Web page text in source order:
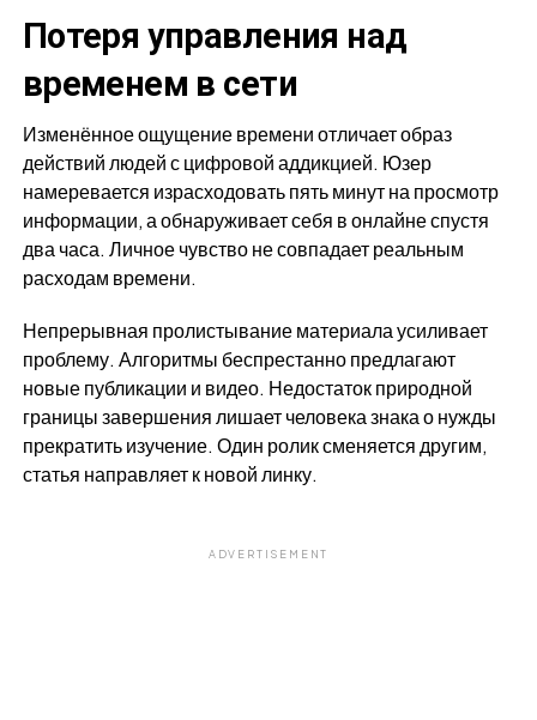
Потеря управления над
временем в сети
Изменённое ощущение времени отличает образ
действий людей с цифровой аддикцией. Юзер
намеревается израсходовать пять минут на просмотр
информации, а обнаруживает себя в онлайне спустя
два часа. Личное чувство не совпадает реальным
расходам времени.
Непрерывная пролистывание материала усиливает
проблему. Алгоритмы беспрестанно предлагают
новые публикации и видео. Недостаток природной
границы завершения лишает человека знака о нужды
прекратить изучение. Один ролик сменяется другим,
статья направляет к новой линку.
ADVERTISEMENT